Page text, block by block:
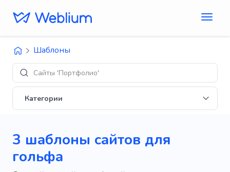
Шаблоны
Сайты 'Портфолио'
Категории
3 шаблоны сайтов для
гольфа